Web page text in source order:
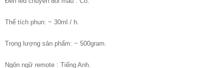
Thể tích phun: ~ 30ml / h.
Trọng lượng sản phẩm: ~ 500gram.
Ngôn ngữ remote : Tiếng Anh.